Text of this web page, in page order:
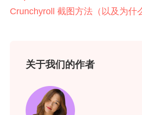
Crunchyroll 截图方法（以及为什
关于我们的作者